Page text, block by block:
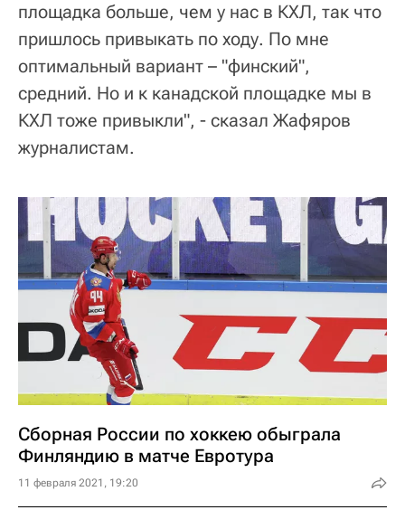
площадка больше, чем у нас в КХЛ, так что
пришлось привыкать по ходу. По мне
оптимальный вариант – "финский",
средний. Но и к канадской площадке мы в
КХЛ тоже привыкли", - сказал Жафяров
журналистам.
Сборная России по хоккею обыграла
Финляндию в матче Евротура
11 февраля 2021, 19:20